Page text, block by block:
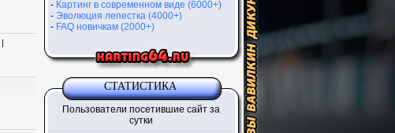
|
- Картинг в современном виде (6000+)
- Эволюция лепестка (4000+)
- FAQ новичкам (2000+)
СТАТИСТИКА
Пользователи посетившие сайт за
сутки